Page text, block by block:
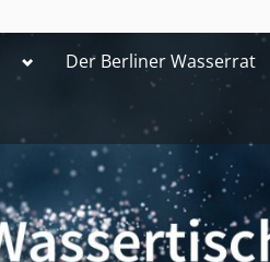
ToggleDer Berliner Wasserrat